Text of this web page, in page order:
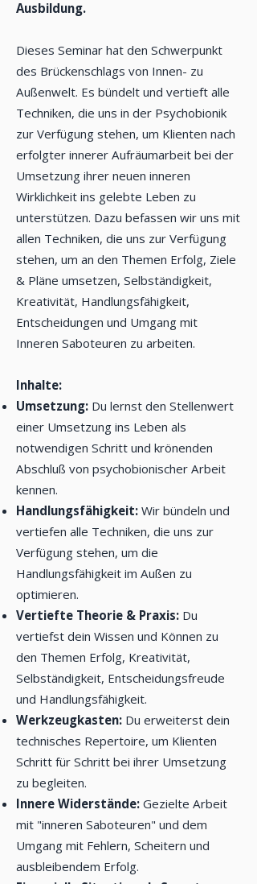
Ausbildung.
Dieses Seminar hat den Schwerpunkt
des Brückenschlags von Innen- zu
Außenwelt. Es bündelt und vertieft alle
Techniken, die uns in der Psychobionik
zur Verfügung stehen, um Klienten nach
erfolgter innerer Aufräumarbeit bei der
Umsetzung ihrer neuen inneren
Wirklichkeit ins gelebte Leben zu
unterstützen. Dazu befassen wir uns mit
allen Techniken, die uns zur Verfügung
stehen, um an den Themen Erfolg, Ziele
& Pläne umsetzen, Selbständigkeit,
Kreativität, Handlungsfähigkeit,
Entscheidungen und Umgang mit
Inneren Saboteuren zu arbeiten.
Inhalte:
Umsetzung: Du lernst den Stellenwert
einer Umsetzung ins Leben als
notwendigen Schritt und krönenden
Abschluß von psychobionischer Arbeit
kennen.
Handlungsfähigkeit: Wir bündeln und
vertiefen alle Techniken, die uns zur
Verfügung stehen, um die
Handlungsfähigkeit im Außen zu
optimieren.
Vertiefte Theorie & Praxis: Du
vertiefst dein Wissen und Können zu
den Themen Erfolg, Kreativität,
Selbständigkeit, Entscheidungsfreude
und Handlungsfähigkeit.
Werkzeugkasten: Du erweiterst dein
technisches Repertoire, um Klienten
Schritt für Schritt bei ihrer Umsetzung
zu begleiten.
Innere Widerstände: Gezielte Arbeit
mit "inneren Saboteuren" und dem
Umgang mit Fehlern, Scheitern und
ausbleibendem Erfolg.